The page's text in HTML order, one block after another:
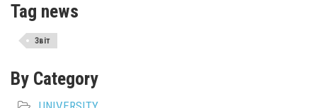
Tag news
Звіт
By Category